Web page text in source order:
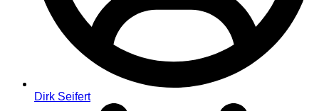
Dirk Seifert